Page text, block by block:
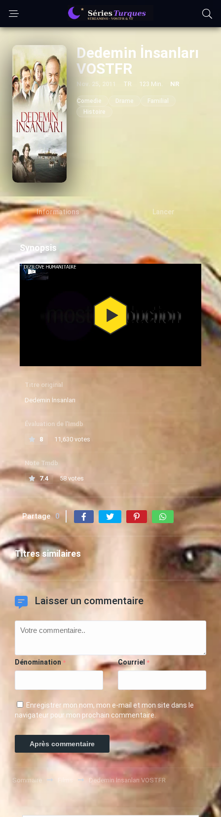
Dedemin İnsanları
VOSTFR
Nov. 25, 2011 TR 123 Min. NR
Comedie Drame
Familial
Histoire
Informations Lancer
Synopsis
Titre original
Dedemin İnsanları
Évaluation de l'Imdb
8 11,630 votes
Note Tmdb
7.4 58 votes
Partage 0
Titres similaires
Laisser un commentaire
Dénomination * Courriel *
Enregistrer mon nom, mon e-mail et mon site dans le
navigateur pour mon prochain commentaire.
Sommaire Dedemin İnsanları VOSTFR